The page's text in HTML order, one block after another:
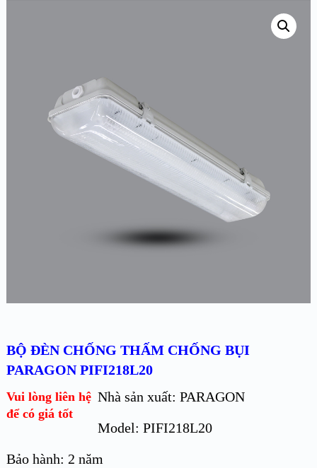
BỘ ĐÈN CHỐNG THẤM CHỐNG BỤI
PARAGON PIFI218L20
Vui lòng liên hệ
để có giá tốt
Nhà sản xuất: PARAGON
Model: PIFI218L20
Bảo hành: 2 năm